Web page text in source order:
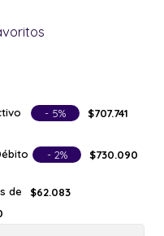
- 5% $707.741
- 2% $730.090
de
$62.083